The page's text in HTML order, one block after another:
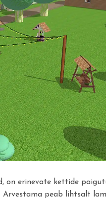
on erinevate kettide
peab lihtsalt